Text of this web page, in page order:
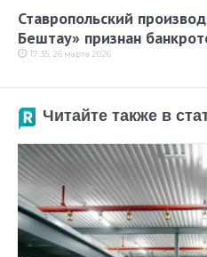
Ставропольский
Бештау» признан
17:35, 26 марта 2026
Читайте также в